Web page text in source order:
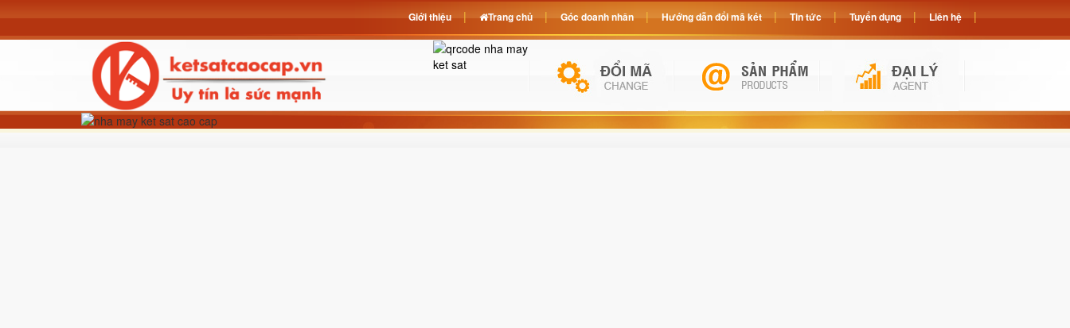
Giới thiệu Trang chủ Góc doanh nhân Hướng dẫn đổi mã két Tin tức Tuyển dụng Liên hệ